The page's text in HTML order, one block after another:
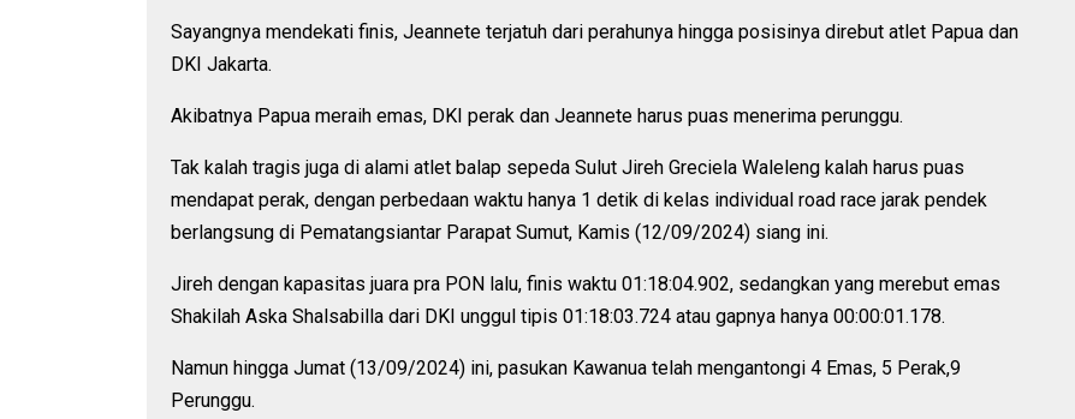
Sayangnya mendekati finis, Jeannete terjatuh dari perahunya hingga posisinya direbut atlet Papua dan
DKI Jakarta.
Akibatnya Papua meraih emas, DKI perak dan Jeannete harus puas menerima perunggu.
Tak kalah tragis juga di alami atlet balap sepeda Sulut Jireh Greciela Waleleng kalah harus puas
mendapat perak, dengan perbedaan waktu hanya 1 detik di kelas individual road race jarak pendek
berlangsung di Pematangsiantar Parapat Sumut, Kamis (12/09/2024) siang ini.
Jireh dengan kapasitas juara pra PON lalu, finis waktu 01:18:04.902, sedangkan yang merebut emas
Shakilah Aska Shalsabilla dari DKI unggul tipis 01:18:03.724 atau gapnya hanya 00:00:01.178.
Namun hingga Jumat (13/09/2024) ini, pasukan Kawanua telah mengantongi 4 Emas, 5 Perak,9
Perunggu.